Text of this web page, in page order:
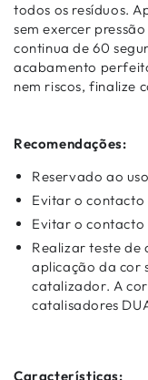
todos os resíduos.
sem exercer
continua de 60
acabamento
nem riscos, finalize
Recomendações:
Reservado ao
Evitar o contacto
Evitar o contacto
Realizar teste de
aplicação da cor
catalizador. A
catalisadores
Características: